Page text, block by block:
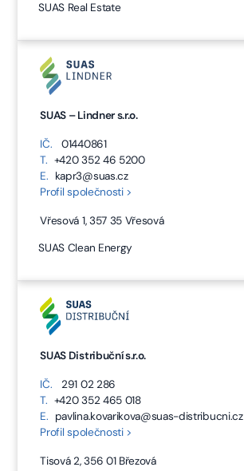
SUAS Real Estate
SUAS – Lindner s.r.o.
IČ.
01440861
T. +420 352 46 5200
E. kapr3@suas.cz
Profil společnosti >
Vřesová 1, 357 35 Vřesová
SUAS Clean Energy
SUAS Distribuční s.r.o.
IČ.
291 02 286
T. +420 352 465 018
E. pavlina.kovarikova@suas-distribucni.cz
Profil společnosti >
Tisová 2, 356 01 Březová